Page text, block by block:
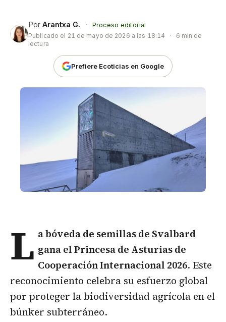
Por Arantxa G. ·
Proceso editorial
Publicado el 21 de mayo de 2026 a las 18:14 ·
6 min de
lectura
Prefiere Ecoticias en Google
L a bóveda de semillas de Svalbard
gana el Princesa de Asturias de
Cooperación Internacional 2026. Este
reconocimiento celebra su esfuerzo global
por proteger la biodiversidad agrícola en el
búnker subterráneo.